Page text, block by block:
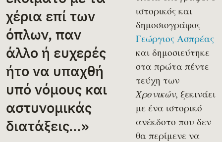
χέρια επί των
όπλων, παν
άλλο ή ευχερές
ήτο να υπαχθή
υπό νόμους και
αστυνομικάς
διατάξεις…»
ιστορικός και
δημοσιογράφος
Γεώργιος Ασπρέας
και δημοσιεύτηκε
στα πρώτα πέντε
τεύχη των
Χρονικών, ξεκινάει
με ένα ιστορικό
ανέκδοτο που δεν
θα περίμενε να